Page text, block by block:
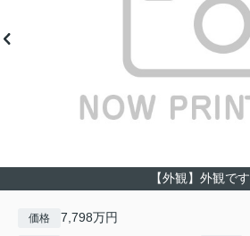
【外観】外観です
価格 7,798万円